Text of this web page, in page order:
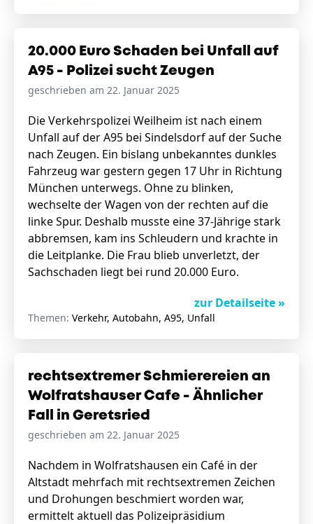
20.000 Euro Schaden bei Unfall auf
A95 - Polizei sucht Zeugen
geschrieben am 22. Januar 2025
Die Verkehrspolizei Weilheim ist nach einem
Unfall auf der A95 bei Sindelsdorf auf der Suche
nach Zeugen. Ein bislang unbekanntes dunkles
Fahrzeug war gestern gegen 17 Uhr in Richtung
München unterwegs. Ohne zu blinken,
wechselte der Wagen von der rechten auf die
linke Spur. Deshalb musste eine 37-Jährige stark
abbremsen, kam ins Schleudern und krachte in
die Leitplanke. Die Frau blieb unverletzt, der
Sachschaden liegt bei rund 20.000 Euro.
zur Detailseite »
Themen: Verkehr, Autobahn, A95, Unfall
rechtsextremer Schmierereien an
Wolfratshauser Cafe - Ähnlicher
Fall in Geretsried
geschrieben am 22. Januar 2025
Nachdem in Wolfratshausen ein Café in der
Altstadt mehrfach mit rechtsextremen Zeichen
und Drohungen beschmiert worden war,
ermittelt aktuell das Polizeipräsidium